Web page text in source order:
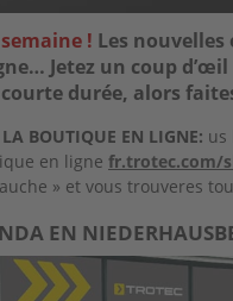
! Les
Jetez un coup
durée, alors
BOUTIQUE EN LIGNE: us
en ligne fr.trotec.com/
» et vous trouveres
EN